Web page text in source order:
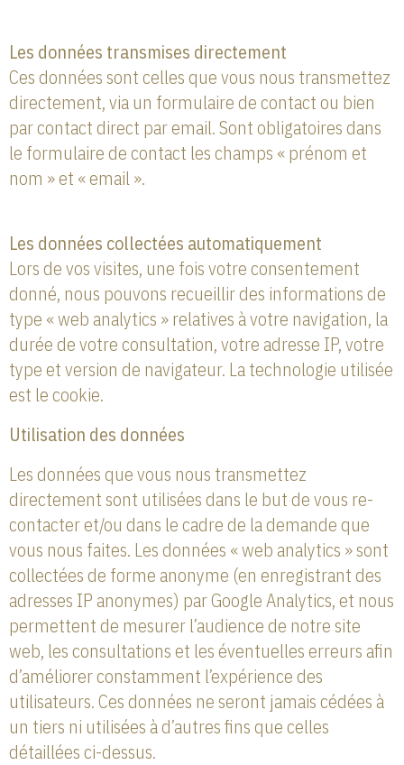
Les données transmises directement
Ces données sont celles que vous nous transmettez
directement, via un formulaire de contact ou bien
par contact direct par email. Sont obligatoires dans
le formulaire de contact les champs « prénom et
nom » et « email ».
Les données collectées automatiquement
Lors de vos visites, une fois votre consentement
donné, nous pouvons recueillir des informations de
type « web analytics » relatives à votre navigation, la
durée de votre consultation, votre adresse IP, votre
type et version de navigateur. La technologie utilisée
est le cookie.
Utilisation des données
Les données que vous nous transmettez
directement sont utilisées dans le but de vous re-
contacter et/ou dans le cadre de la demande que
vous nous faites. Les données « web analytics » sont
collectées de forme anonyme (en enregistrant des
adresses IP anonymes) par Google Analytics, et nous
permettent de mesurer l’audience de notre site
web, les consultations et les éventuelles erreurs afin
d’améliorer constamment l’expérience des
utilisateurs. Ces données ne seront jamais cédées à
un tiers ni utilisées à d’autres fins que celles
détaillées ci-dessus.